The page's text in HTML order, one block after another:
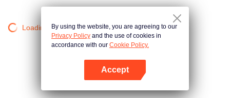
Loading…By using the website, you are agreeing to our
Privacy Policy and the use of cookies in
accordance with our Cookie Policy.
Accept